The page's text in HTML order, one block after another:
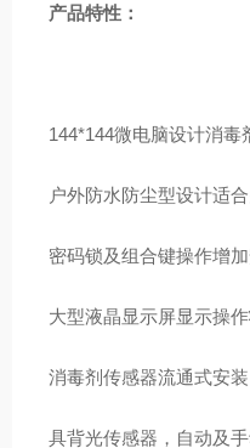
产品特性：
144*144微电脑设计消毒
户外防水防尘型设计适
密码锁及组合键操作增
大型液晶显示屏显示操
消毒剂传感器流通式安装
具背光传感器，自动及